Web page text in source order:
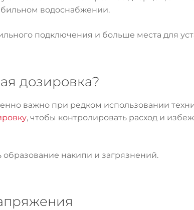
водоснабжении.
подключения и больше места для
дозировка?
важно при редком использовании
, чтобы контролировать расход и
образование накипи и загрязнений.